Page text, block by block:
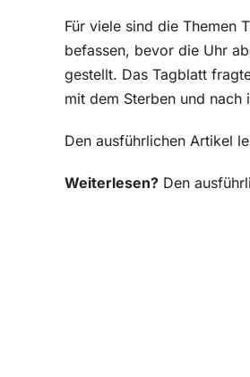
Für viele sind die Themen
befassen, bevor die Uhr
gestellt. Das Tagblatt
mit dem Sterben und
Den ausführlichen Artikel
Weiterlesen? Den